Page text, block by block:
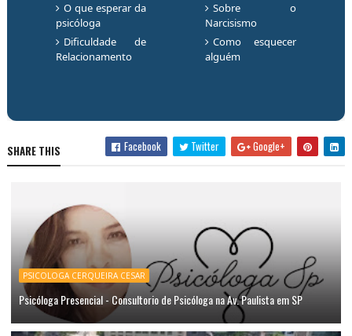
O que esperar da
psicóloga
Dificuldade de
Relacionamento
Sobre o
Narcisismo
Como esquecer
alguém
SHARE THIS Facebook Twitter Google+
PSICOLOGA CERQUEIRA CESAR
Psicóloga Presencial - Consultorio de Psicóloga na Av. Paulista em SP